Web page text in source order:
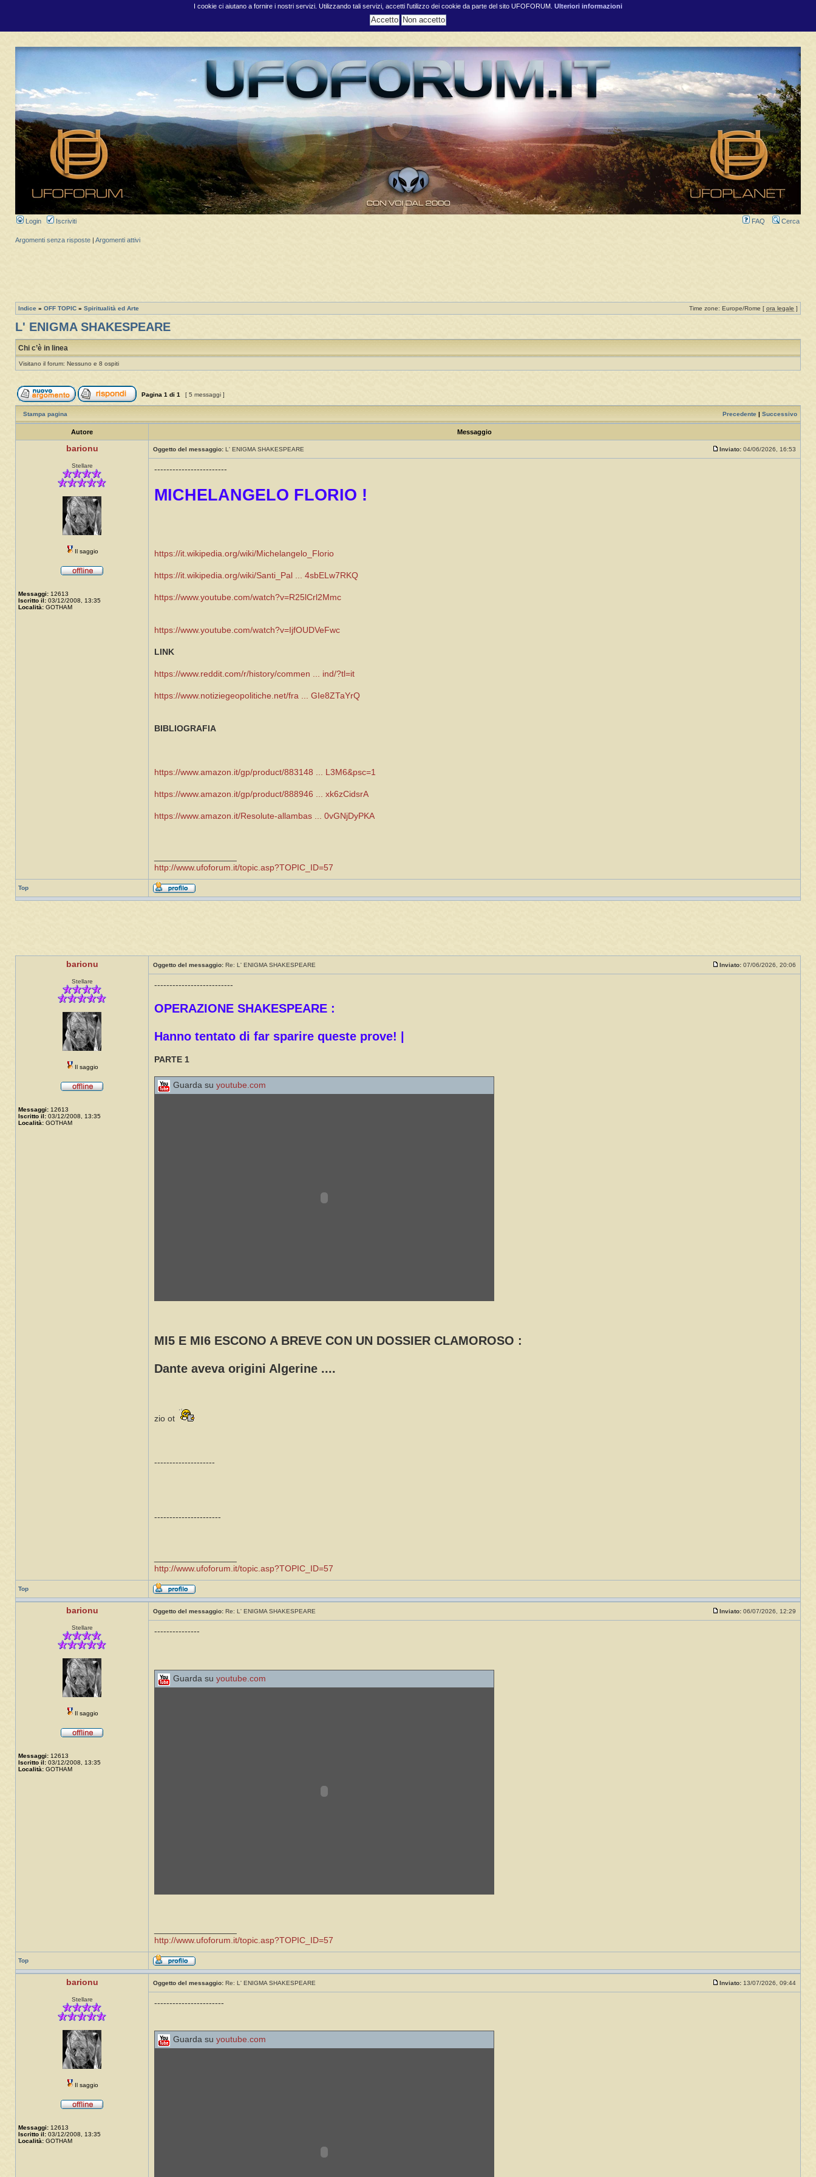
I cookie ci aiutano a fornire i nostri servizi. Utilizzando tali servizi, accetti l'utilizzo dei cookie da parte del sito UFOFORUM. Ulteriori informazioni
Login Iscriviti FAQ Cerca
Argomenti senza risposte Argomenti attivi
Indice » OFF TOPIC » Spiritualità ed Arte Time zone: Europe/Rome [ ora legale ]
L' ENIGMA SHAKESPEARE
Chi c’è in linea
Visitano il forum: Nessuno e 8 ospiti
Pagina 1 di 1 [ 5 messaggi ]
Stampa pagina Precedente Successivo
Autore Messaggio
barionu
Stellare
Il saggio
Messaggi: 12613
Iscritto il: 03/12/2008, 13:35
Località: GOTHAM
Oggetto del messaggio: L' ENIGMA SHAKESPEARE Inviato: 04/06/2026, 16:53
------------------------
MICHELANGELO FLORIO !
https://it.wikipedia.org/wiki/Michelangelo_Florio
https://it.wikipedia.org/wiki/Santi_Pal ... 4sbELw7RKQ
https://www.youtube.com/watch?v=R25lCrl2Mmc
https://www.youtube.com/watch?v=IjfOUDVeFwc
LINK
https://www.reddit.com/r/history/commen ... ind/?tl=it
https://www.notiziegeopolitiche.net/fra ... GIe8ZTaYrQ
BIBLIOGRAFIA
https://www.amazon.it/gp/product/883148 ... L3M6&psc=1
https://www.amazon.it/gp/product/888946 ... xk6zCidsrA
https://www.amazon.it/Resolute-allambas ... 0vGNjDyPKA
http://www.ufoforum.it/topic.asp?TOPIC_ID=57
Top
barionu
Stellare
Il saggio
Messaggi: 12613
Iscritto il: 03/12/2008, 13:35
Località: GOTHAM
Oggetto del messaggio: Re: L' ENIGMA SHAKESPEARE Inviato: 07/06/2026, 20:06
--------------------------
OPERAZIONE SHAKESPEARE :
Hanno tentato di far sparire queste prove! |
PARTE 1
Guarda su youtube.com
MI5 E MI6 ESCONO A BREVE CON UN DOSSIER CLAMOROSO :
Dante aveva origini Algerine ....
zio ot
--------------------
----------------------
http://www.ufoforum.it/topic.asp?TOPIC_ID=57
Top
barionu
Stellare
Il saggio
Messaggi: 12613
Iscritto il: 03/12/2008, 13:35
Località: GOTHAM
Oggetto del messaggio: Re: L' ENIGMA SHAKESPEARE Inviato: 06/07/2026, 12:29
---------------
Guarda su youtube.com
http://www.ufoforum.it/topic.asp?TOPIC_ID=57
Top
barionu
Stellare
Il saggio
Messaggi: 12613
Iscritto il: 03/12/2008, 13:35
Località: GOTHAM
Oggetto del messaggio: Re: L' ENIGMA SHAKESPEARE Inviato: 13/07/2026, 09:44
-----------------------
Guarda su youtube.com